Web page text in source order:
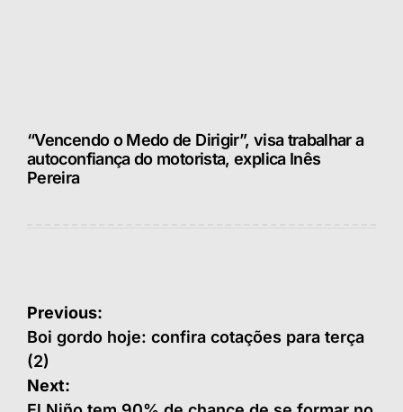
“Vencendo o Medo de Dirigir”, visa trabalhar a
autoconfiança do motorista, explica Inês
Pereira
Navegação
de
Post
Previous:
Boi gordo hoje: confira cotações para terça
(2)
Next: